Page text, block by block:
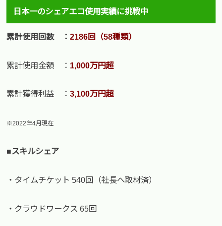
日本一のシェアエコ使用実績に挑戦中
累計使用回数 ：2186回（58種類）
累計使用金額 ： 1,000万円超
累計獲得利益 ：3,100万円超
※2022年4月現在
■スキルシェア
・タイムチケット 540回（社長へ取材済）
・クラウドワークス 65回